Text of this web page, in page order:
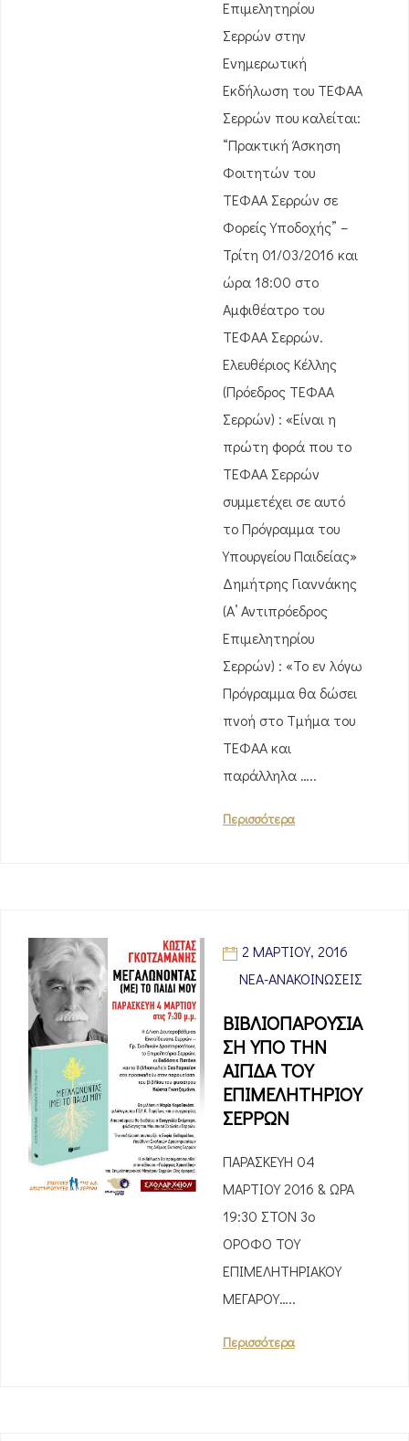
Επιμελητηρίου
Σερρών στην
Ενημερωτική
Εκδήλωση του ΤΕΦΑΑ
Σερρών που καλείται:
“Πρακτική Άσκηση
Φοιτητών του
ΤΕΦΑΑ Σερρών σε
Φορείς Υποδοχής” –
Τρίτη 01/03/2016 και
ώρα 18:00 στο
Αμφιθέατρο του
ΤΕΦΑΑ Σερρών.
Ελευθέριος Κέλλης
(Πρόεδρος ΤΕΦΑΑ
Σερρών) : «Είναι η
πρώτη φορά που το
ΤΕΦΑΑ Σερρών
συμμετέχει σε αυτό
το Πρόγραμμα του
Υπουργείου Παιδείας»
Δημήτρης Γιαννάκης
(Α’ Αντιπρόεδρος
Επιμελητηρίου
Σερρών) : «Το εν λόγω
Πρόγραμμα θα δώσει
πνοή στο Τμήμα του
ΤΕΦΑΑ και
παράλληλα …..
Περισσότερα
2 ΜΑΡΤΊΟΥ, 2016
ΝΈΑ-ΑΝΑΚΟΙΝΏΣΕΙΣ
ΒΙΒΛΙΟΠΑΡΟΥΣΙΑ
ΣΗ ΥΠΟ ΤΗΝ
ΑΙΓΙΔΑ ΤΟΥ
ΕΠΙΜΕΛΗΤΗΡΙΟΥ
ΣΕΡΡΩΝ
ΠΑΡΑΣΚΕΥΗ 04
ΜΑΡΤΙΟΥ 2016 & ΩΡΑ
19:30 ΣΤΟΝ 3ο
ΟΡΟΦΟ ΤΟΥ
ΕΠΙΜΕΛΗΤΗΡΙΑΚΟΥ
ΜΕΓΑΡΟΥ…..
Περισσότερα